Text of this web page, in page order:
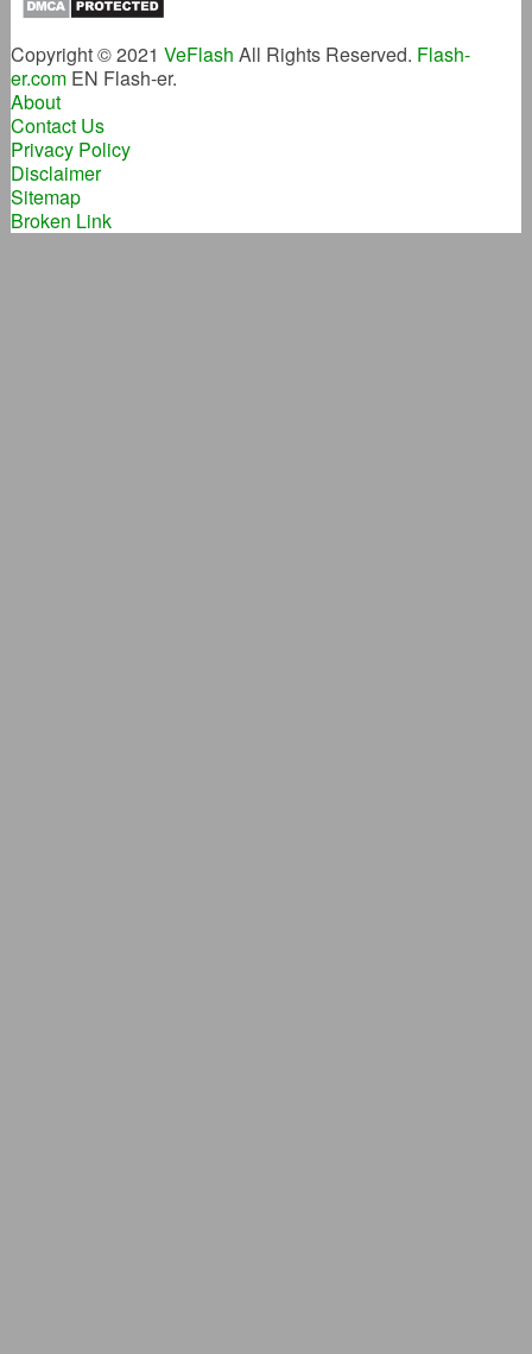
Copyright © 2021 VeFlash All Rights Reserved. Flash-
er.comEN Flash-er.
About
Contact Us
Privacy Policy
Disclaimer
Sitemap
Broken Link